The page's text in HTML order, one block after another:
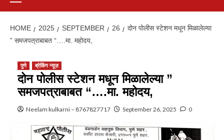
HOME 2025 SEPTEMBER 26
दोन पोलीस स्टेशन मधून मिळालेल्या
” समजपत्राबाबत “….मा. महोदय,
पुणे ब्रेकिंग न्यूज़
दोन पोलीस स्टेशन मधून मिळालेल्या ”
समजपत्राबाबत “….मा. महोदय,
Neelam kulkarni – 8767827717 September 26, 2025 0